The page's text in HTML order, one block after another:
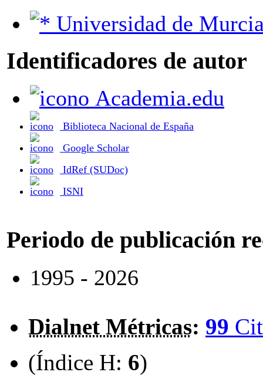
Universidad de
Identificadores de autor
Academia.edu
Biblioteca Nacional de España
Google Scholar
IdRef (SUDoc)
ISNI
Periodo de publicación
1995 - 2026
Dialnet Métricas: 99
(Índice H: 6)